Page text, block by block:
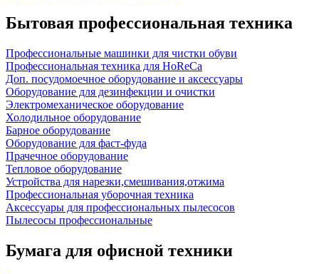
Бытовая профессиональная техника
Профессиональные машинки для чистки обуви
Профессиональная техника для HoReCa
Доп. посудомоечное оборудование и аксессуары
Оборудование для дезинфекции и очистки
Электромеханическое оборудование
Холодильное оборудование
Барное оборудование
Оборудование для фаст-фуда
Прачечное оборудование
Тепловое оборудование
Устройства для нарезки,смешивания,отжима
Профессиональная уборочная техника
Аксессуары для профессиональных пылесосов
Пылесосы профессиональные
Бумага для офисной техники